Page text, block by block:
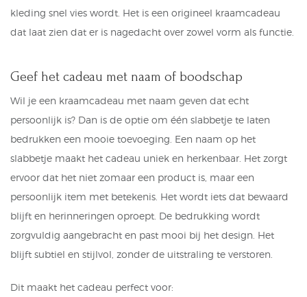
kleding snel vies wordt. Het is een origineel kraamcadeau
dat laat zien dat er is nagedacht over zowel vorm als functie.
Geef het cadeau met naam of boodschap
Wil je een kraamcadeau met naam geven dat echt
persoonlijk is? Dan is de optie om één slabbetje te laten
bedrukken een mooie toevoeging. Een naam op het
slabbetje maakt het cadeau uniek en herkenbaar. Het zorgt
ervoor dat het niet zomaar een product is, maar een
persoonlijk item met betekenis. Het wordt iets dat bewaard
blijft en herinneringen oproept. De bedrukking wordt
zorgvuldig aangebracht en past mooi bij het design. Het
blijft subtiel en stijlvol, zonder de uitstraling te verstoren.
Dit maakt het cadeau perfect voor: